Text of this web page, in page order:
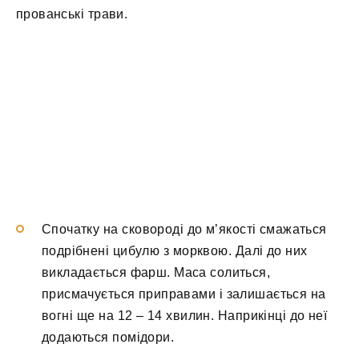
прованські трави.
Спочатку на сковороді до м’якості смажаться
подрібнені цибулю з морквою. Далі до них
викладається фарш. Маса солиться,
присмачується приправами і залишається на
вогні ще на 12 – 14 хвилин. Наприкінці до неї
додаються помідори.